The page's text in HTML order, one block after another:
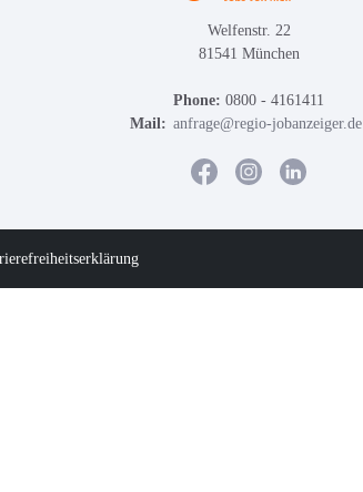
Welfenstr. 22
81541 München
Phone: 0800 - 4161411
Mail: anfrage@regio-jobanzeiger.de